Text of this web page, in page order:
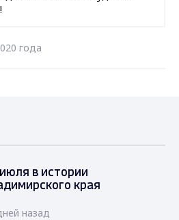
года
в истории
края
назад